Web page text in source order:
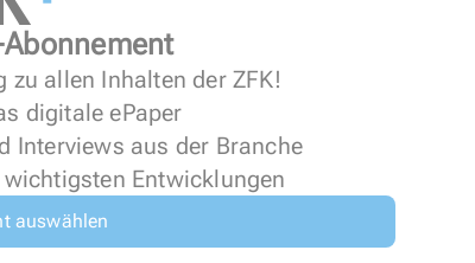
zu allen Inhalten der ZFK!
digitale ePaper
Interviews aus der Branche
Entwicklungen
auswählen